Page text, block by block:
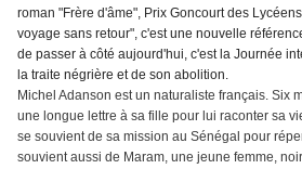
roman "Frère d'âme", Prix Goncourt des
voyage sans retour", c'est une nouvelle
de passer à côté aujourd'hui, c'est la Journée
la traite négrière et de son abolition.
Michel Adanson est un naturaliste français. Six
une longue lettre à sa fille pour lui raconter sa
se souvient de sa mission au Sénégal pour
souvient aussi de Maram, une jeune femme,